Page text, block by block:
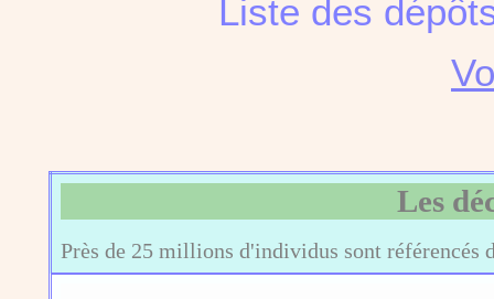
Liste des
Les
Près de 25 millions d'individus sont référencés